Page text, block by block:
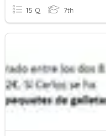
15 Q 7th